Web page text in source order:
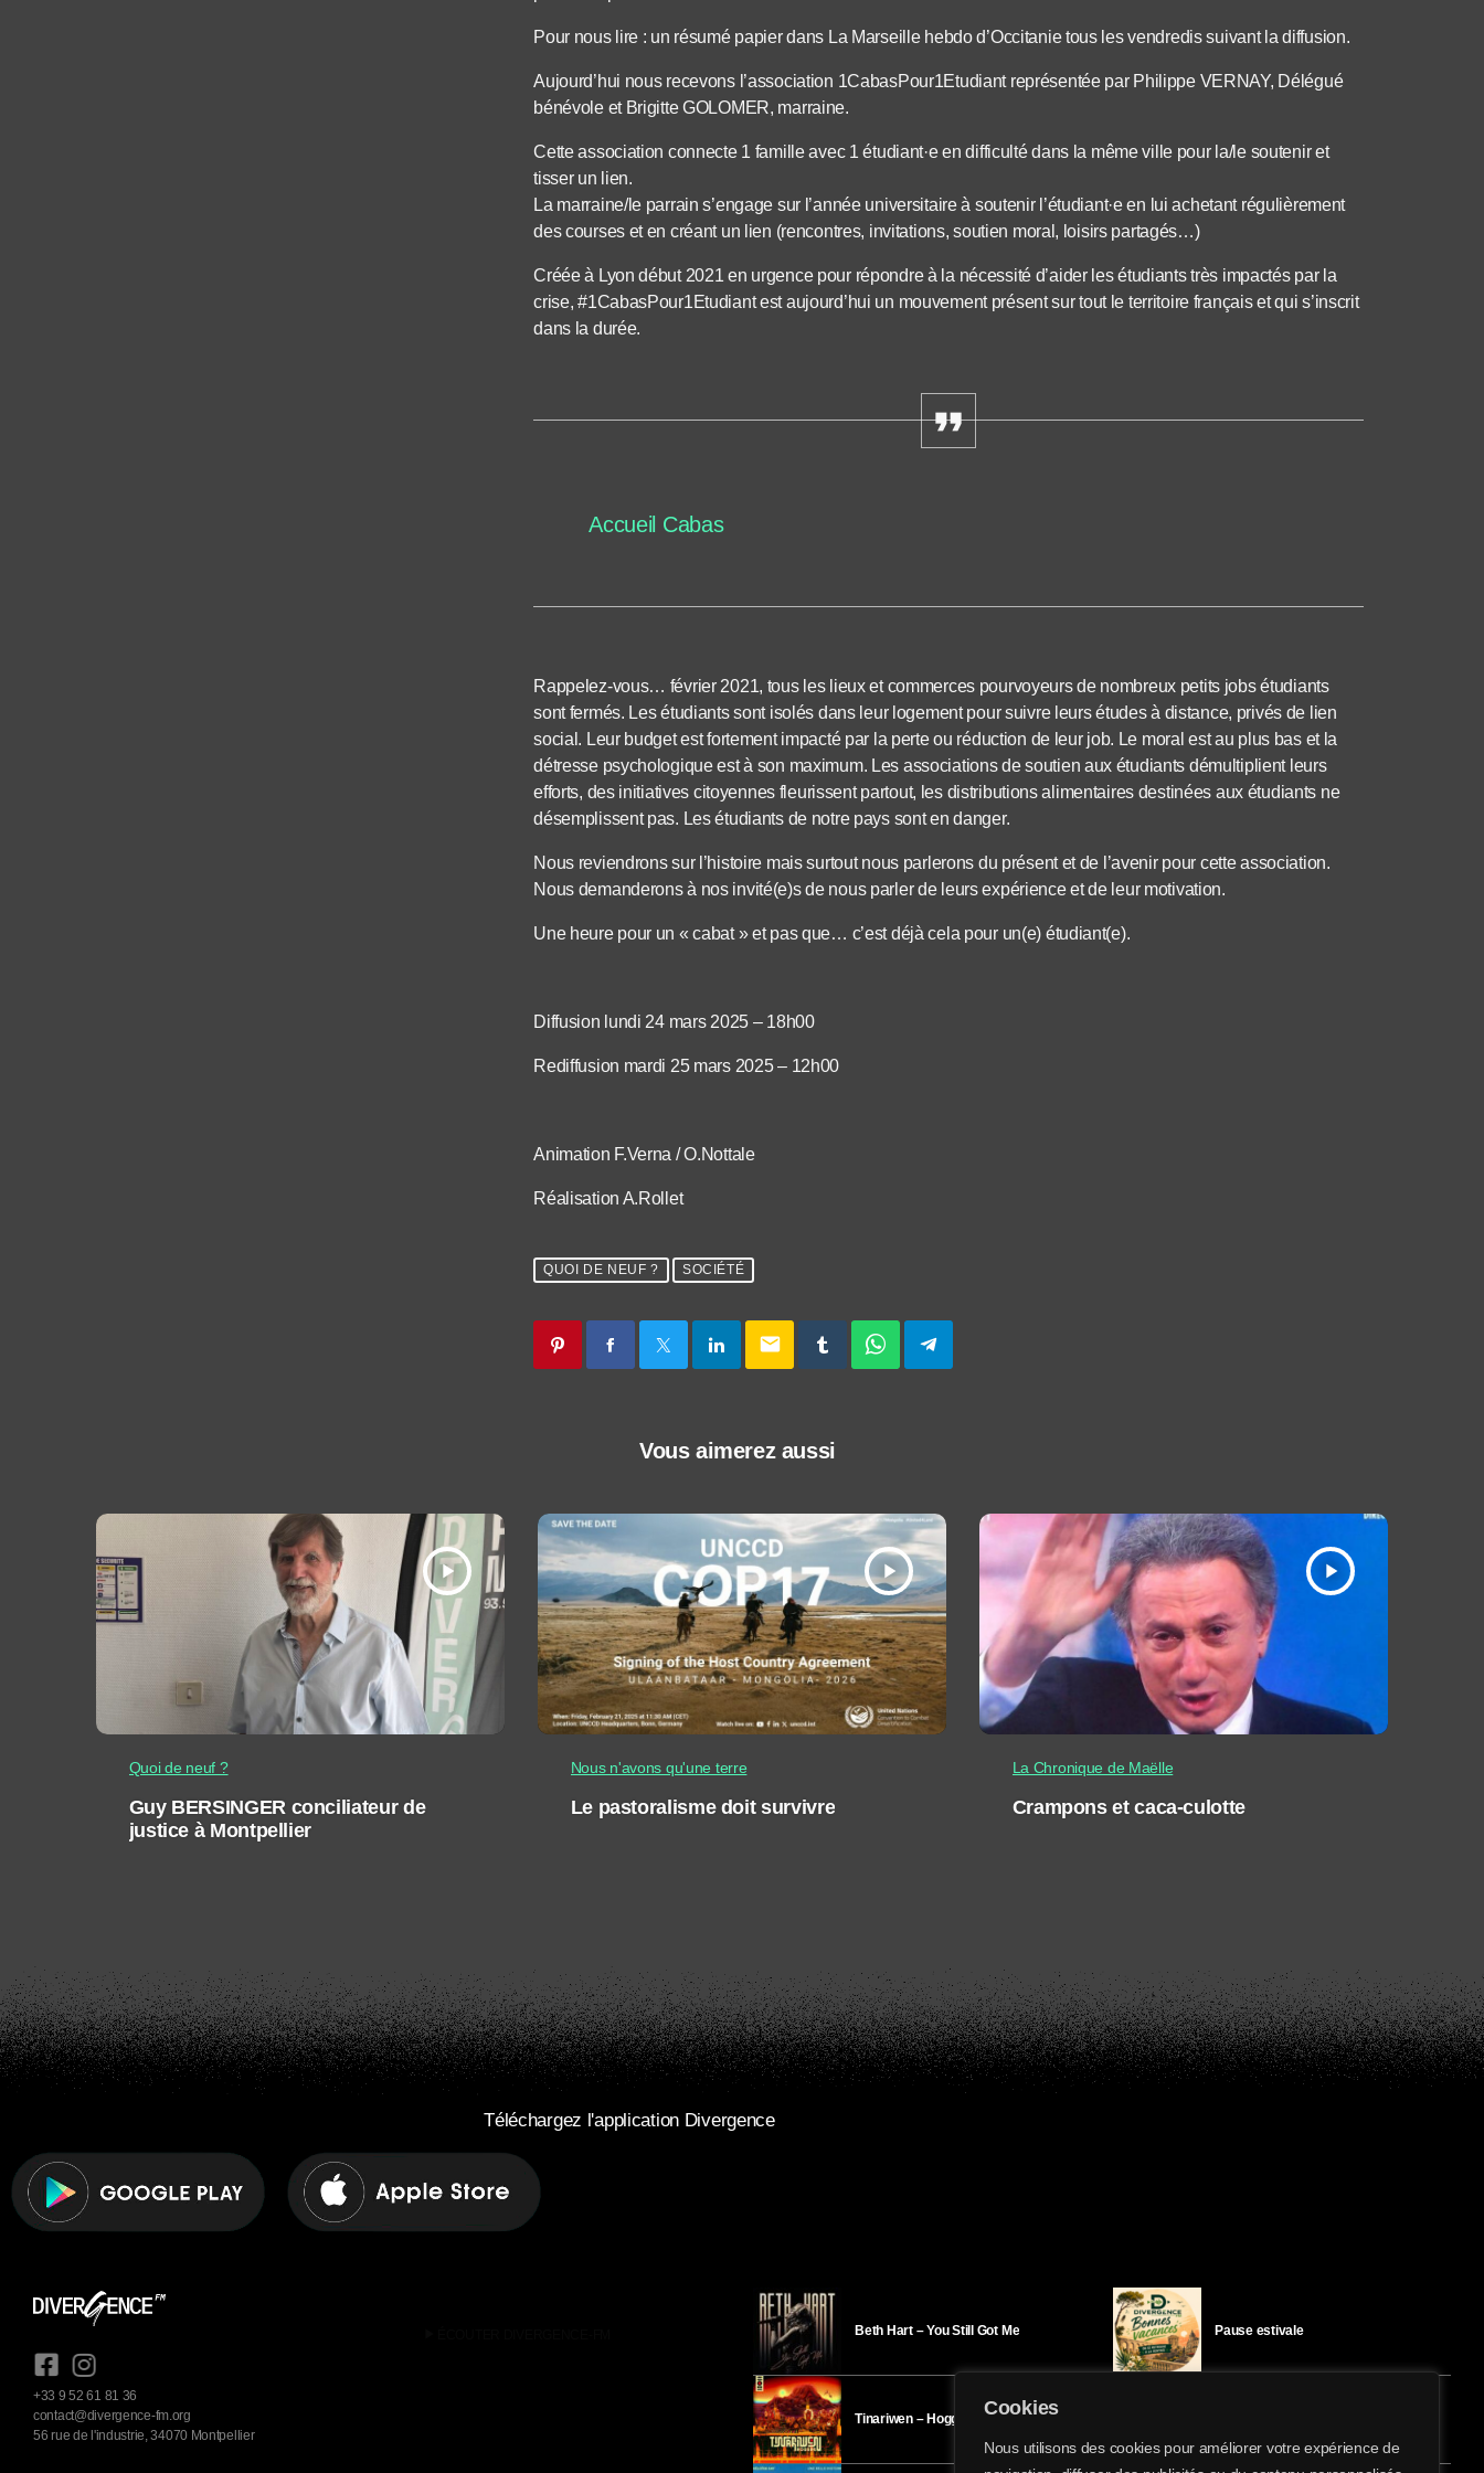
Cookies
Nous utilisons des cookies pour améliorer votre expérience de
Pour nous lire : un résumé papier dans La Marseille hebdo d’Occitanie tous les vendredis suivant la diffusion.
Aujourd’hui nous recevons l’association 1CabasPour1Etudiant représentée par Philippe VERNAY, Délégué
bénévole et Brigitte GOLOMER, marraine.
Cette association connecte 1 famille avec 1 étudiant·e en difficulté dans la même ville pour la/le soutenir et
tisser un lien.
La marraine/le parrain s’engage sur l’année universitaire à soutenir l’étudiant·e en lui achetant régulièrement
des courses et en créant un lien (rencontres, invitations, soutien moral, loisirs partagés…)
Créée à Lyon début 2021 en urgence pour répondre à la nécessité d’aider les étudiants très impactés par la
crise, #1CabasPour1Etudiant est aujourd’hui un mouvement présent sur tout le territoire français et qui s’inscrit
dans la durée.
Accueil Cabas
Rappelez-vous… février 2021, tous les lieux et commerces pourvoyeurs de nombreux petits jobs étudiants
sont fermés. Les étudiants sont isolés dans leur logement pour suivre leurs études à distance, privés de lien
social. Leur budget est fortement impacté par la perte ou réduction de leur job. Le moral est au plus bas et la
détresse psychologique est à son maximum. Les associations de soutien aux étudiants démultiplient leurs
efforts, des initiatives citoyennes fleurissent partout, les distributions alimentaires destinées aux étudiants ne
désemplissent pas. Les étudiants de notre pays sont en danger.
Nous reviendrons sur l’histoire mais surtout nous parlerons du présent et de l’avenir pour cette association.
Nous demanderons à nos invité(e)s de nous parler de leurs expérience et de leur motivation.
Une heure pour un « cabat » et pas que… c’est déjà cela pour un(e) étudiant(e).
Diffusion lundi 24 mars 2025 – 18h00
Rediffusion mardi 25 mars 2025 – 12h00
Animation F.Verna / O.Nottale
Réalisation A.Rollet
QUOI DE NEUF ? SOCIÉTÉ
email
Vous aimerez aussi
play_arrow
Quoi de neuf ?
Guy BERSINGER conciliateur de
justice à Montpellier
play_arrow
Nous n'avons qu'une terre
Le pastoralisme doit survivre
play_arrow
La Chronique de Maëlle
Crampons et caca-culotte
Téléchargez l'application Divergence
+33 9 52 61 81 36
contact@divergence-fm.org
56 rue de l'industrie, 34070 Montpellier
Beth Hart – You Still Got Me
Tinariwen – Hoggar
Pause estivale